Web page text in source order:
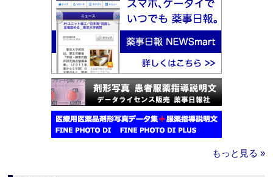
もっと見る »